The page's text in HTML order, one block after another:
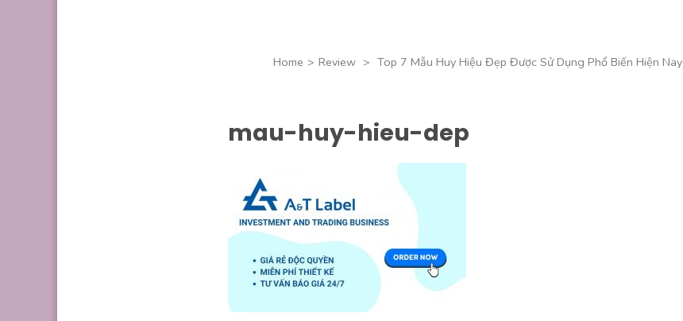
Home > Review > Top 7 Mẫu Huy Hiệu Đẹp Được Sử Dụng Phổ Biến Hiện Nay
mau-huy-hieu-dep